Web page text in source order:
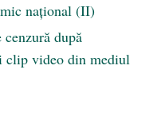
naţional (II)
după
clip video din mediul